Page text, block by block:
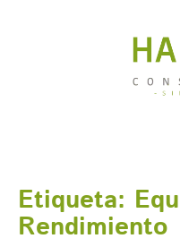
Etiqueta:
Rendimiento